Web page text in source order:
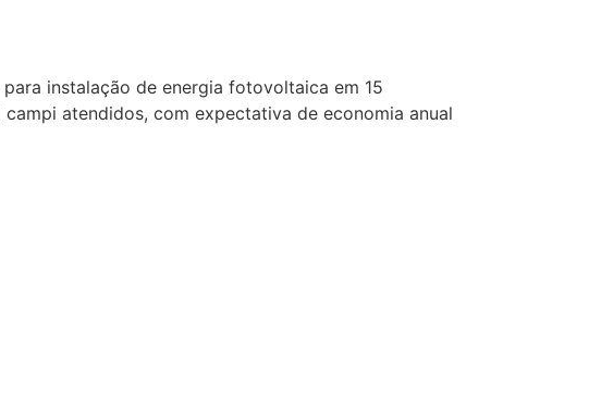
instalação de energia fotovoltaica em 15
atendidos, com expectativa de economia anual